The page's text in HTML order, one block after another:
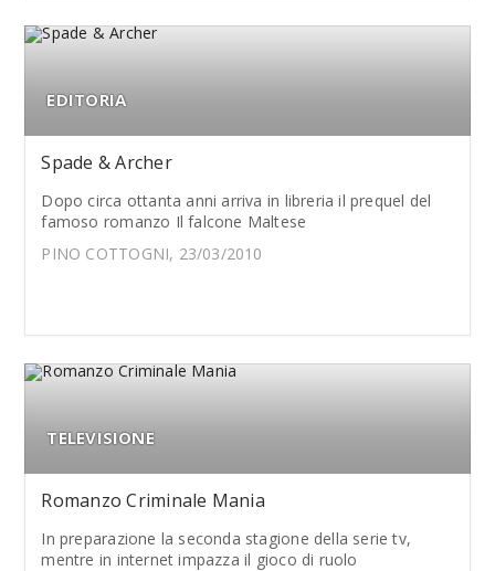
EDITORIA
Spade & Archer
Dopo circa ottanta anni arriva in libreria il prequel del
famoso romanzo Il falcone Maltese
PINO COTTOGNI, 23/03/2010
TELEVISIONE
Romanzo Criminale Mania
In preparazione la seconda stagione della serie tv,
mentre in internet impazza il gioco di ruolo